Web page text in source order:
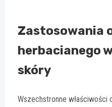
Zastosowania
herbacianego
skóry
Wszechstronne właściwości